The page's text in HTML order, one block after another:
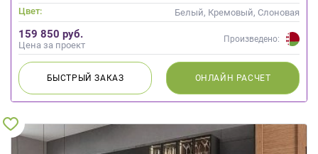
Скандинавский
Цвет:
Белый, Кремовый, Слоновая
кость
159 850 руб.
Цена за проект
Произведено:
БЫСТРЫЙЗАКАЗ ОНЛАЙН РАСЧЕТ